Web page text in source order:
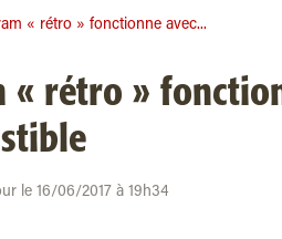
« rétro » fonctionne avec...
« rétro »
le 16/06/2017 à 19h34